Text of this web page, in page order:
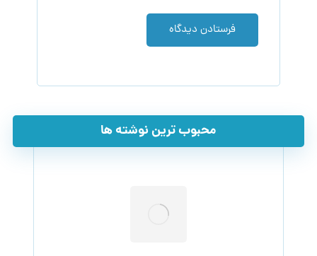
فرستادن دیدگاه
محبوب ترین نوشته ها